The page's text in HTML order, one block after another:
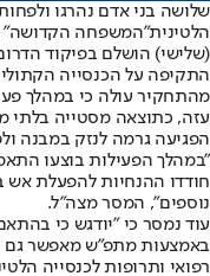
שלושה בני אדם נהרגו
הלטינית"המשפחה הקדושה"
(שלישי) הושלם בפיקוד
התקיפה על הכנסייה
מהתחקיר עולה כי במהלך
עזה, כתוצאה מסטייה בלתי
הפגיעה גרמה לנזק במבנה
"במהלך הפעילות בוצעו
חודדו ההנחיות להפעלת אש
נוספים", המסר מצה"ל.
עוד נמסר כי "יודגש כי
באמצעות מתפ״ש מאפשר גם
רפואי ותרופות לכנסייה